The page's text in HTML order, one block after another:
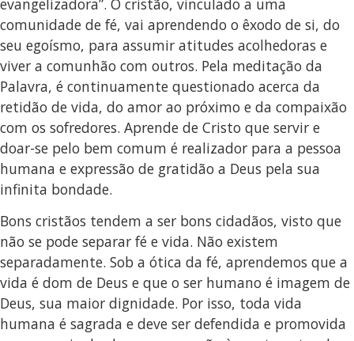
evangelizadora”. O cristão, vinculado a uma
comunidade de fé, vai aprendendo o êxodo de si, do
seu egoísmo, para assumir atitudes acolhedoras e
viver a comunhão com outros. Pela meditação da
Palavra, é continuamente questionado acerca da
retidão de vida, do amor ao próximo e da compaixão
com os sofredores. Aprende de Cristo que servir e
doar-se pelo bem comum é realizador para a pessoa
humana e expressão de gratidão a Deus pela sua
infinita bondade.
Bons cristãos tendem a ser bons cidadãos, visto que
não se pode separar fé e vida. Não existem
separadamente. Sob a ótica da fé, aprendemos que a
vida é dom de Deus e que o ser humano é imagem de
Deus, sua maior dignidade. Por isso, toda vida
humana é sagrada e deve ser defendida e promovida